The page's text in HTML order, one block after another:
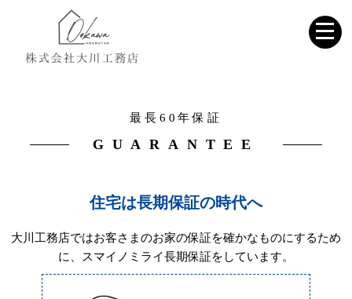
最長60年保証
GUARANTEE
住宅は長期保証の時代へ
大川工務店ではお客さまのお家の保証を確かなものにするため
に、スマイノミライ長期保証をしています。